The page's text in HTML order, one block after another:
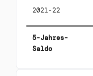
2021-22
5-Jahres-
Saldo